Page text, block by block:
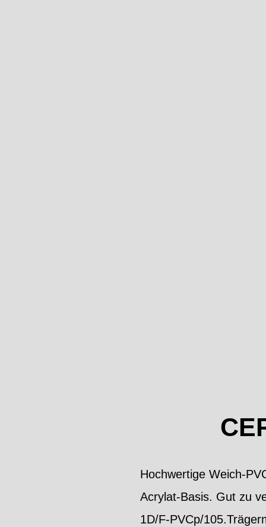
Hochwertige Weich-
Acrylat-Basis. Gut zu
1D/F-PVCp/